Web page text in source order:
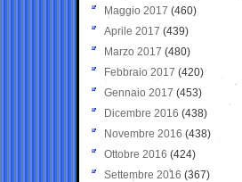
Maggio 2017 (460)
Aprile 2017 (439)
Marzo 2017 (480)
Febbraio 2017 (420)
Gennaio 2017 (453)
Dicembre 2016 (438)
Novembre 2016 (438)
Ottobre 2016 (424)
Settembre 2016 (367)